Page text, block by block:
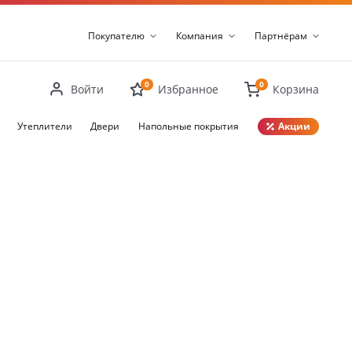
Покупателю Компания Партнёрам
Войти 0 Избранное 0 Корзина
Утеплители Двери Напольные покрытия Акции